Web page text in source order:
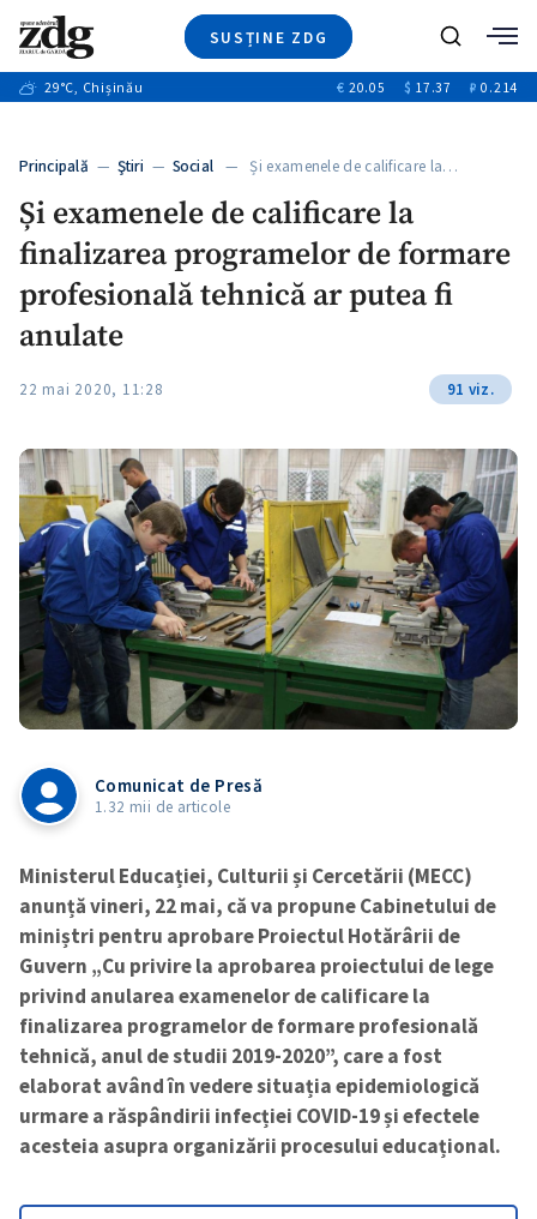
SUSȚINE ZDG
Ştiri
+6
Special
+1
+1
Blog
+2
ZdGust
Caută
29°C, Chișinău € 20.05 $ 17.37 ₽ 0.214
Principală — Ştiri — Social — Și examenele de calificare la…
Și examenele de calificare la
finalizarea programelor de formare
profesională tehnică ar putea fi
anulate
22 mai 2020, 11:28 91 viz.
Comunicat de Presă
1.32 mii de articole
Ministerul Educației, Culturii și Cercetării (MECC)
anunță vineri, 22 mai, că va propune Cabinetului de
miniștri pentru aprobare Proiectul Hotărârii de
Guvern „Cu privire la aprobarea proiectului de lege
privind anularea examenelor de calificare la
finalizarea programelor de formare profesională
tehnică, anul de studii 2019-2020”, care a fost
elaborat având în vedere situația epidemiologică
urmare a răspândirii infecției COVID-19 și efectele
acesteia asupra organizării procesului educațional.